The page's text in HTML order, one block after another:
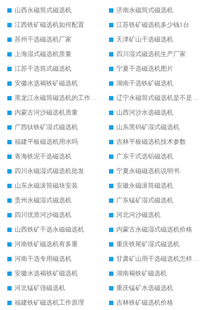
山西永磁筒式磁选机
济南永磁筒式磁选机
江西铁矿磁选机如何配置
江苏铁矿磁选机多少钱1台
苏州干选磁选机厂家
天津矿山干选磁选机
上海湿式磁选机质量
四川湿式磁选机生产厂家
江苏干选筒式磁选机
宁夏干选磁选机图片
安徽水选褐铁矿磁选机
湖南干选铁矿磁选机
黑龙江永磁筒磁选机的工作原理
辽宁永磁筒式磁选机是不是强磁
内蒙古河沙磁选机质量
山西河沙水选磁选机
广西钛铁矿湿式磁选机
山东黑钨矿湿式磁选机
福建平板磁选机用水吗
吉林平板磁选机技术参数
青海铁泥干选磁选机
广东干式选铝磁选机
四川永磁湿式磁选机批发
宁夏永磁磁选机说明书
山东永磁滚筒磁块安装
安徽永磁滚筒磁选机
贵州永磁湿式磁选机
广东锰矿湿式磁选机
四川优质河沙磁选机
河北河沙磁选机
山西铁矿干选永磁磁选机
内蒙古永磁湿式磁选机价格
河南铁矿磁选机有多重
重庆铁尾矿湿式磁选机
河南干选专用磁选机
甘肃矿山用干选磁选机怎样调磁
安徽水选褐铁矿磁选机
湖南褐铁矿磁选机
河北锰矿强磁选机
重庆锰矿水选磁选机
福建铁矿磁选机工作原理
吉林铁矿磁选机价格